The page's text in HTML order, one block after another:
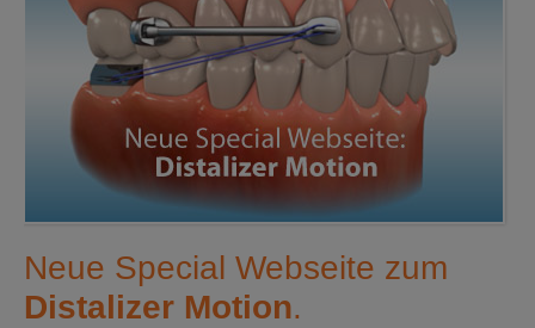
Neue Special Webseite zum
Distalizer Motion.